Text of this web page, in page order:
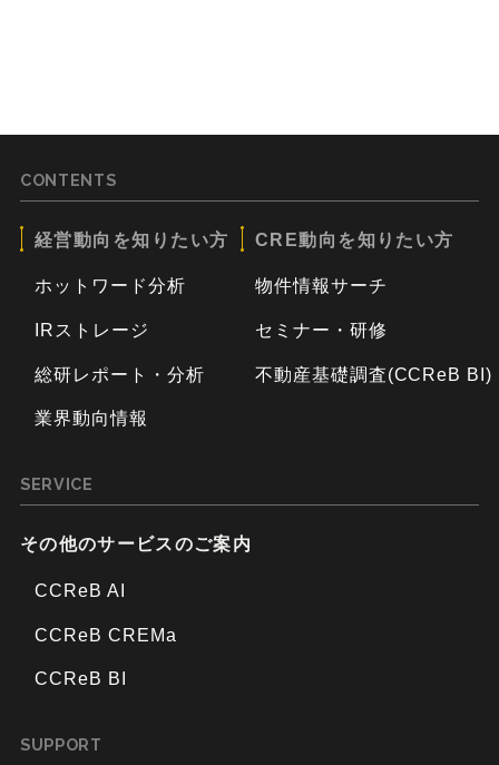
CONTENTS
経営動向を知りたい方
ホットワード分析
IRストレージ
総研レポート・分析
業界動向情報
CRE動向を知りたい方
物件情報サーチ
セミナー・研修
不動産基礎調査(CCReB BI)
SERVICE
その他のサービスのご案内
CCReB AI
CCReB CREMa
CCReB BI
SUPPORT